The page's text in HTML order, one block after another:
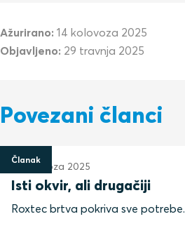
Ažurirano: 14 kolovoza 2025
Objavljeno: 29 travnja 2025
Povezani članci
Članak
13 kolovoza 2025
Isti okvir, ali drugačiji
Roxtec brtva pokriva sve potrebe.